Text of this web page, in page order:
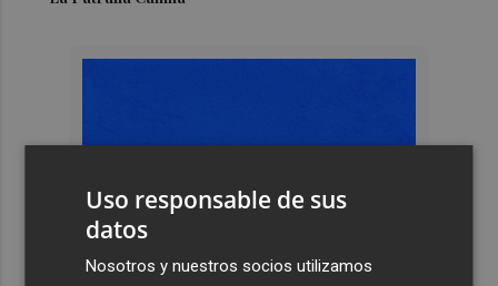
Uso responsable de sus
datos
Nosotros y nuestros socios utilizamos